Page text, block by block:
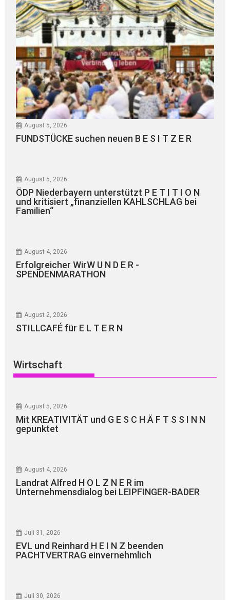
August 5, 2026
FUNDSTÜCKE suchen neuen B E S I T Z E R
August 5, 2026
ÖDP Niederbayern unterstützt P E T I T I O N
und kritisiert „finanziellen KAHLSCHLAG bei
Familien“
August 4, 2026
Erfolgreicher WirW U N D E R -
SPENDENMARATHON
August 2, 2026
STILLCAFÉ für E L T E R N
Wirtschaft
August 5, 2026
Mit KREATIVITÄT und G E S C H Ä F T S S I N N
gepunktet
August 4, 2026
Landrat Alfred H O L Z N E R im
Unternehmensdialog bei LEIPFINGER-BADER
Juli 31, 2026
EVL und Reinhard H E I N Z beenden
PACHTVERTRAG einvernehmlich
Juli 30, 2026